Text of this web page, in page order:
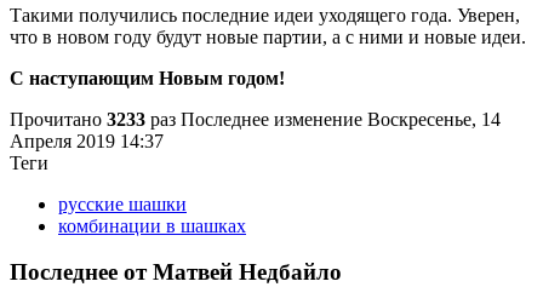
Такими получились последние идеи уходящего года. Уверен,
что в новом году будут новые партии, а с ними и новые идеи.
С наступающим Новым годом!
Прочитано 3233 раз Последнее изменение Воскресенье, 14
Апреля 2019 14:37
Теги
русские шашки
комбинации в шашках
Последнее от Матвей Недбайло